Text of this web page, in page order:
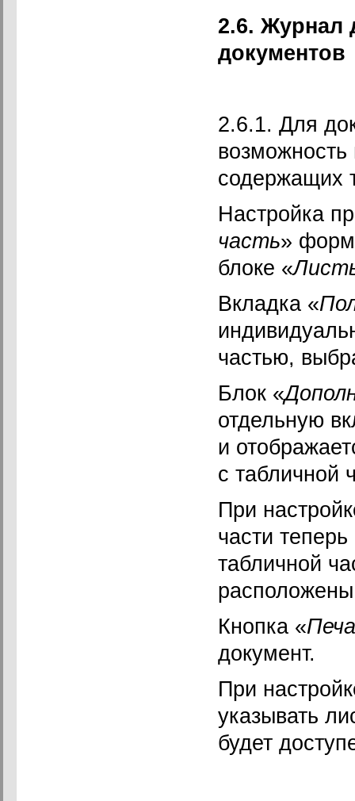
2.6. Журнал
документов
2.6.1. Для
возможность
содержащих
Настройка
часть»
блоке «
Вкладка «
частью,
Блок «
отдельную
и
с табличной
При
части
табличной
Кнопка «
документ.
При
указывать
будет